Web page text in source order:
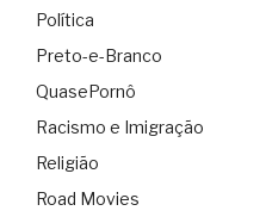
Política
Preto-e-Branco
QuasePornô
Racismo e Imigração
Religião
Road Movies